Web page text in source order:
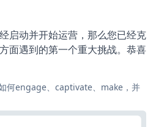
启动并开始运营，那么您已经克
面遇到的第一个重大挑战。恭喜
何engage、captivate、make，并